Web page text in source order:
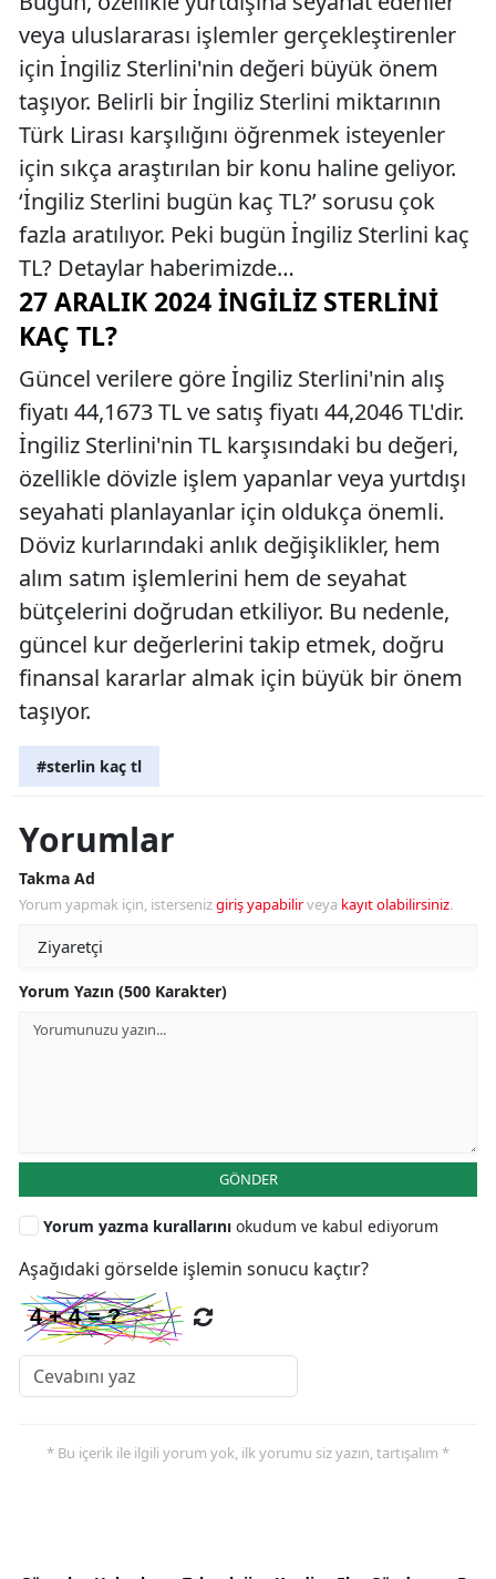
veya uluslararası işlemler gerçekleştirenler
için İngiliz Sterlini'nin değeri büyük önem
taşıyor. Belirli bir İngiliz Sterlini miktarının
Türk Lirası karşılığını öğrenmek isteyenler
için sıkça araştırılan bir konu haline geliyor.
‘İngiliz Sterlini bugün kaç TL?’ sorusu çok
fazla aratılıyor. Peki bugün İngiliz Sterlini kaç
TL? Detaylar haberimizde…
27 ARALIK 2024 İNGILIZ STERLINI
KAÇ TL?
Güncel verilere göre İngiliz Sterlini'nin alış
fiyatı 44,1673 TL ve satış fiyatı 44,2046 TL'dir.
İngiliz Sterlini'nin TL karşısındaki bu değeri,
özellikle dövizle işlem yapanlar veya yurtdışı
seyahati planlayanlar için oldukça önemli.
Döviz kurlarındaki anlık değişiklikler, hem
alım satım işlemlerini hem de seyahat
bütçelerini doğrudan etkiliyor. Bu nedenle,
güncel kur değerlerini takip etmek, doğru
finansal kararlar almak için büyük bir önem
taşıyor.
#sterlin kaç tl
Yorumlar
Takma Ad
Yorum yapmak için, istersenizgiriş yapabilirveya kayıt olabilirsiniz.
Yorum Yazın (500 Karakter)
GÖNDER
Yorum yazma kurallarını okudum ve kabul ediyorum
Aşağıdaki görselde işlemin sonucu kaçtır?
* Bu içerik ile ilgili yorum yok, ilk yorumu siz yazın, tartışalım *